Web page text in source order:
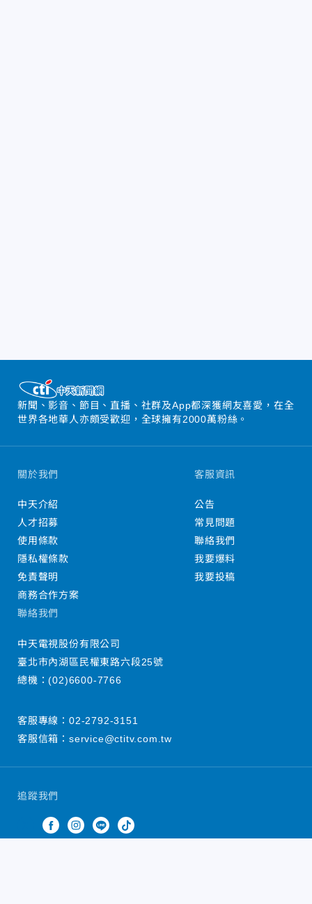
新聞、影音、節目、直播、社群及App都深獲網友喜愛，在全
世界各地華人亦頗受歡迎，全球擁有2000萬粉絲。
追蹤我們
關於我們
中天介紹
人才招募
使用條款
隱私權條款
免責聲明
商務合作方案
客服資訊
公告
常見問題
聯絡我們
我要爆料
我要投稿
聯絡我們
中天電視股份有限公司
臺北市內湖區民權東路六段25號
總機：(02)6600-7766
客服專線： 02-2792-3151
客服信箱： service@ctitv.com.tw